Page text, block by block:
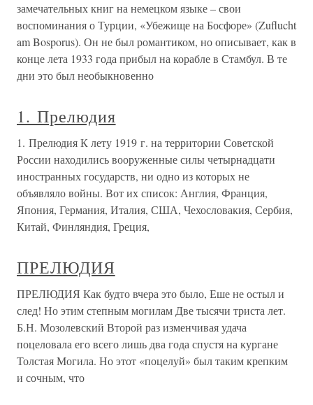
замечательных книг на немецком языке – свои
воспоминания о Турции, «Убежище на Босфоре» (Zuflucht
am Bosporus). Он не был романтиком, но описывает, как в
конце лета 1933 года прибыл на корабле в Стамбул. В те
дни это был необыкновенно
1. Прелюдия
1. Прелюдия К лету 1919 г. на территории Советской
России находились вооруженные силы четырнадцати
иностранных государств, ни одно из которых не
объявляло войны. Вот их список: Англия, Франция,
Япония, Германия, Италия, США, Чехословакия, Сербия,
Китай, Финляндия, Греция,
ПРЕЛЮДИЯ
ПРЕЛЮДИЯ Как будто вчера это было, Еше не остыл и
след! Но этим степным могилам Две тысячи триста лет.
Б.Н. Мозолевский Второй раз изменчивая удача
поцеловала его всего лишь два года спустя на кургане
Толстая Могила. Но этот «поцелуй» был таким крепким
и сочным, что